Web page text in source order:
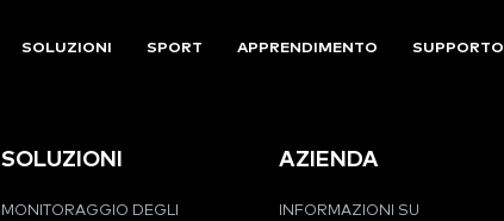
SOLUZIONI SPORT APPRENDIMENTO SUPPORTO
SOLUZIONI
MONITORAGGIO DEGLI
AZIENDA
INFORMAZIONI SU